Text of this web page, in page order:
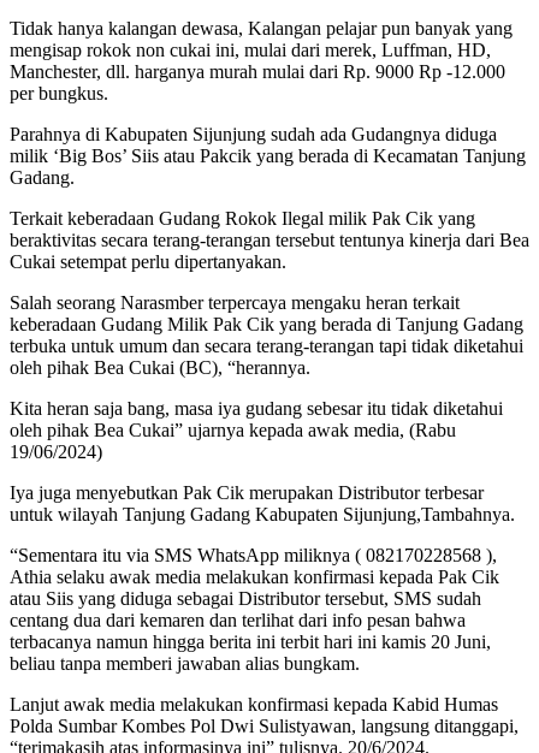
Tidak hanya kalangan dewasa, Kalangan pelajar pun banyak yang
mengisap rokok non cukai ini, mulai dari merek, Luffman, HD,
Manchester, dll. harganya murah mulai dari Rp. 9000 Rp -12.000
per bungkus.
Parahnya di Kabupaten Sijunjung sudah ada Gudangnya diduga
milik ‘Big Bos’ Siis atau Pakcik yang berada di Kecamatan Tanjung
Gadang.
Terkait keberadaan Gudang Rokok Ilegal milik Pak Cik yang
beraktivitas secara terang-terangan tersebut tentunya kinerja dari Bea
Cukai setempat perlu dipertanyakan.
Salah seorang Narasmber terpercaya mengaku heran terkait
keberadaan Gudang Milik Pak Cik yang berada di Tanjung Gadang
terbuka untuk umum dan secara terang-terangan tapi tidak diketahui
oleh pihak Bea Cukai (BC), “herannya.
Kita heran saja bang, masa iya gudang sebesar itu tidak diketahui
oleh pihak Bea Cukai” ujarnya kepada awak media, (Rabu
19/06/2024)
Iya juga menyebutkan Pak Cik merupakan Distributor terbesar
untuk wilayah Tanjung Gadang Kabupaten Sijunjung,Tambahnya.
“Sementara itu via SMS WhatsApp miliknya ( 082170228568 ),
Athia selaku awak media melakukan konfirmasi kepada Pak Cik
atau Siis yang diduga sebagai Distributor tersebut, SMS sudah
centang dua dari kemaren dan terlihat dari info pesan bahwa
terbacanya namun hingga berita ini terbit hari ini kamis 20 Juni,
beliau tanpa memberi jawaban alias bungkam.
Lanjut awak media melakukan konfirmasi kepada Kabid Humas
Polda Sumbar Kombes Pol Dwi Sulistyawan, langsung ditanggapi,
“terimakasih atas informasinya ini” tulisnya. 20/6/2024.